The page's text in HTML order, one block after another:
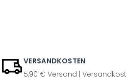
VERSANDKOSTEN
5,90 € Versand |